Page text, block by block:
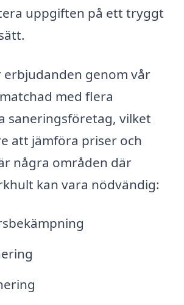
uppgiften på ett tryggt
erbjudanden genom vår
med flera
saneringsföretag, vilket
att jämföra priser och
några områden där
kan vara nödvändig: